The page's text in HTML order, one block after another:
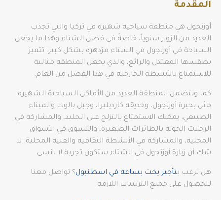
المقدمة
أوزنجول هي منطقة سياحية شهيرة في تركيا والتي تجذب
العديد من الزوار سنوياً، خاصةً في فصل الشتاء وهذا ما يجعل
السياحة في أوزنجول في الشتاء مزدهرة بشكل كبير. تتميز
بطقسها المعتدل والرائع، والذي يجعل المنطقة مثالية
للاستمتاع بالأنشطة الخارجية في هذا الفصل من العام.
كما وتتضمن المنطقة العديد من الأماكن السياحية الشهيرة
مثل بحيرة أوزنجول، وحديقة كارديليرا، وجبل بالوت والميناء
الطبيعي. يمكنك الاستمتاع بالتزلج على الجليد، والمشاركة في
الرحلات الجوية بالطائرات الصغيرة، والتسوق في الأسواق
المحلية، والمشاركة في الأنشطة الثقافية والفنية المحلية. لا
شك أن زيارة أوزنجول في الشتاء ستكون تجربة لا تنسى.
هل ترغب بتأجير يخت بساعة في اسطنبول؟ تواصل معنا
للحصول على جميع الترتيبات اللازمة